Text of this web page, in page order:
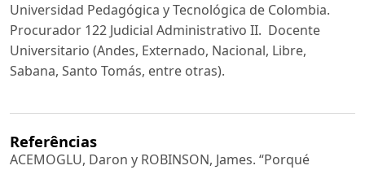
Universidad Pedagógica y Tecnológica de Colombia.
Procurador 122 Judicial Administrativo II. Docente
Universitario (Andes, Externado, Nacional, Libre,
Sabana, Santo Tomás, entre otras).
Referências
ACEMOGLU, Daron y ROBINSON, James. “Porqué